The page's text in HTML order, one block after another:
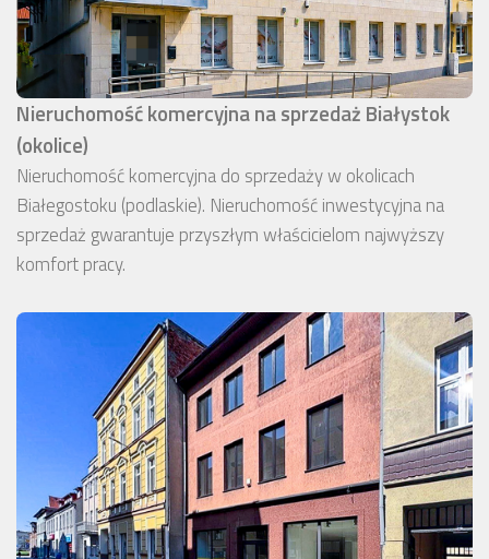
Nieruchomość komercyjna na sprzedaż Białystok
(okolice)
Nieruchomość komercyjna do sprzedaży w okolicach
Białegostoku (podlaskie). Nieruchomość inwestycyjna na
sprzedaż gwarantuje przyszłym właścicielom najwyższy
komfort pracy.